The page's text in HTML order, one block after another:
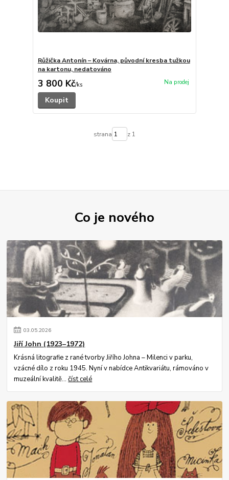
Růžička Antonín – Kovárna, původní kresba tužkou
na kartonu, nedatováno
3 800 Kč/ks
Koupit
strana z 1
Co je nového
03.05.2026
Jiří John (1923–1972)
Krásná litografie z rané tvorby Jiřího Johna – Milenci v parku,
vzácné dílo z roku 1945. Nyní v nabídce Antikvariátu, rámováno v
muzeální kvalitě...číst celé